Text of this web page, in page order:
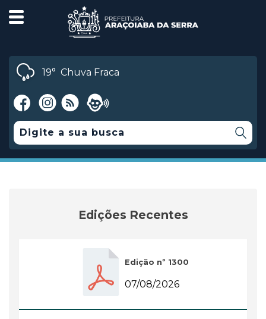
19° Chuva Fraca
Edições Recentes
Edição nº 1300
07/08/2026